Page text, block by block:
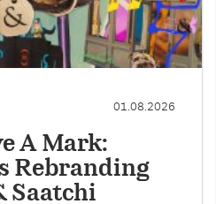
01.08.2026
A Mark:
Rebranding
Saatchi